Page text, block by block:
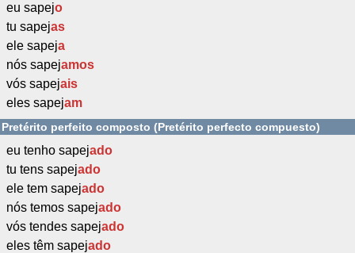
eu sapejo
tu sapejas
ele sapeja
nós sapejamos
vós sapejais
eles sapejam
Pretérito perfeito composto (Pretérito perfecto compuesto)
eu tenho sapejado
tu tens sapejado
ele tem sapejado
nós temos sapejado
vós tendes sapejado
eles têm sapejado